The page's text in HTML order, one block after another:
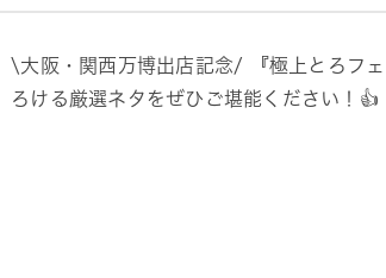
\大阪・関西万博出店記念/ 『極上とろフ
ろける厳選ネタをぜひご堪能ください！👍